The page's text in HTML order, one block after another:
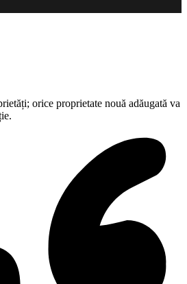
orice proprietate nouă adăugată va